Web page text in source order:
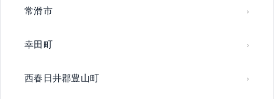
常滑市
幸田町
西春日井郡豊山町